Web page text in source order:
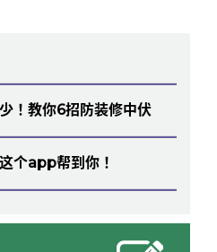
！教你6招防装修中伏
个app帮到你！